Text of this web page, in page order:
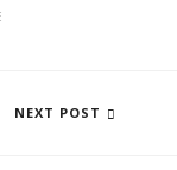
NEXT POST
-ENMENDAR